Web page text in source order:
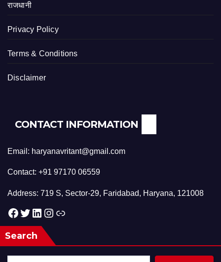
राजधानी
Privacy Policy
Terms & Conditions
Disclaimer
CONTACT INFORMATION
Email: haryanavritant@gmail.com
Contact: +91 97170 06559
Address: 719 S, Sector-29, Faridabad, Haryana, 121008
Facebook Twitter LinkedIn Instagram Link
Search